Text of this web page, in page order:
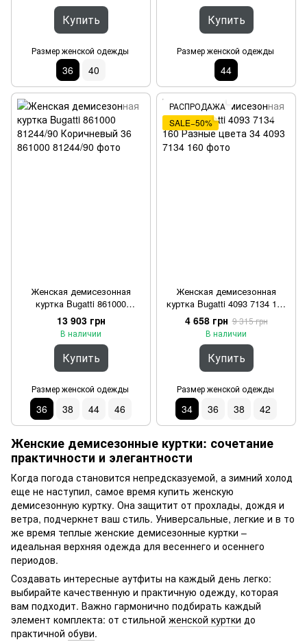
Купить
Размер женской одежды
36 40
Купить
Размер женской одежды
44
Женская демисезонная
куртка Bugatti 861000
81244/90 Коричневый 36
13 903 грн
В наличии
Купить
Размер женской одежды
36 38 44 46
РАСПРОДАЖА
SALE−50%
Женская демисезонная
куртка Bugatti 4093 7134 160
Разные цвета 34
4 658 грн 9 315 грн
В наличии
Купить
Размер женской одежды
34 36 38 42
Женские демисезонные куртки: сочетание
практичности и элегантности
Когда погода становится непредсказуемой, а зимний холод
еще не наступил, самое время купить женскую
демисезонную куртку. Она защитит от прохлады, дождя и
ветра, подчеркнет ваш стиль. Универсальные, легкие и в то
же время теплые женские демисезонные куртки –
идеальная верхняя одежда для весеннего и осеннего
периодов.
Создавать интересные аутфиты на каждый день легко:
выбирайте качественную и практичную одежду, которая
вам подходит. Важно гармонично подбирать каждый
элемент комплекта: от стильной женской куртки до
практичной обуви.